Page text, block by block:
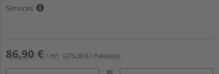
Services
86,90 € / m² (275,30 € / Paket(e))